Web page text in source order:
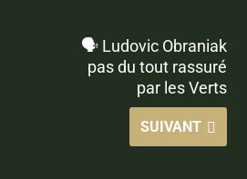
🗣 Ludovic Obraniak
pas du tout rassuré
par les Verts
SUIVANT